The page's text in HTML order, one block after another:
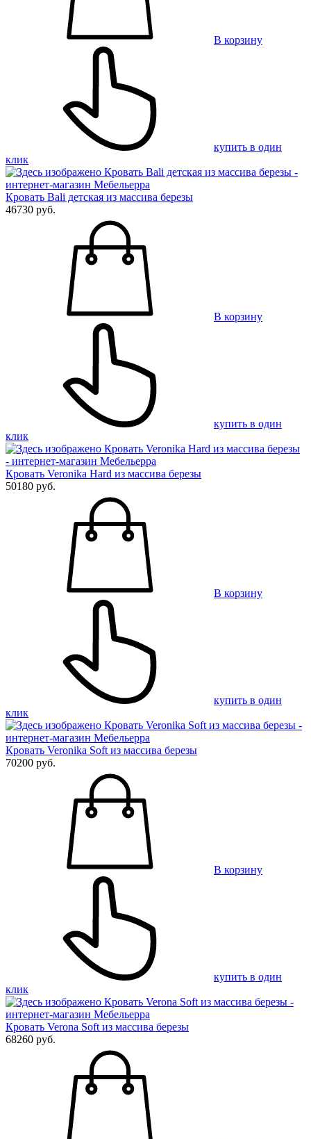
В корзину
купить в один
клик
Кровать Bali детская из массива березы
46730 руб.
В корзину
купить в один
клик
Кровать Veronika Hard из массива березы
50180 руб.
В корзину
купить в один
клик
Кровать Veronika Soft из массива березы
70200 руб.
В корзину
купить в один
клик
Кровать Verona Soft из массива березы
68260 руб.